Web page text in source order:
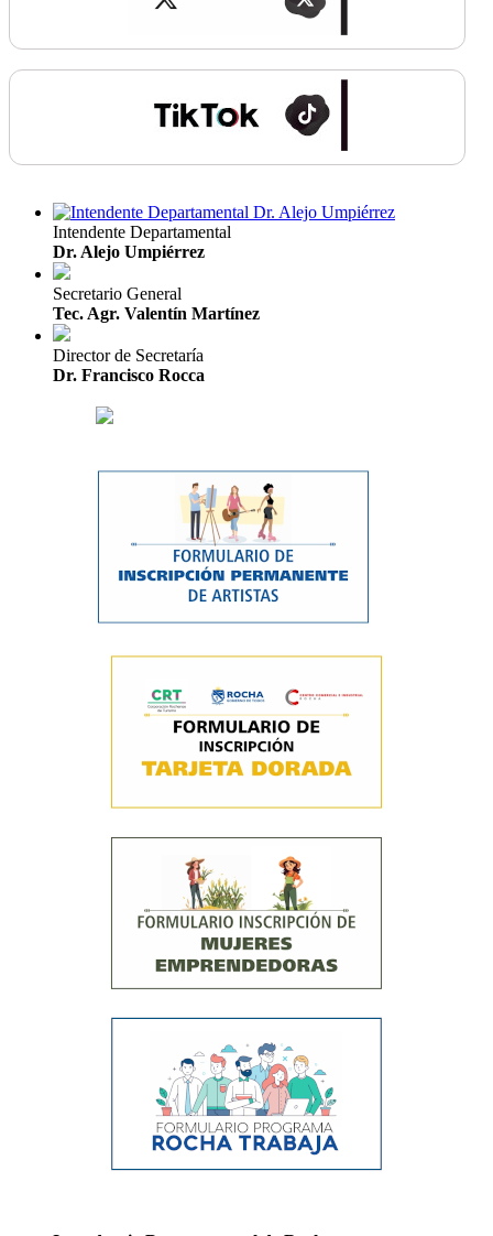
Intendente Departamental
Dr. Alejo Umpiérrez
Secretario General
Tec. Agr. Valentín Martínez
Director de Secretaría
Dr. Francisco Rocca